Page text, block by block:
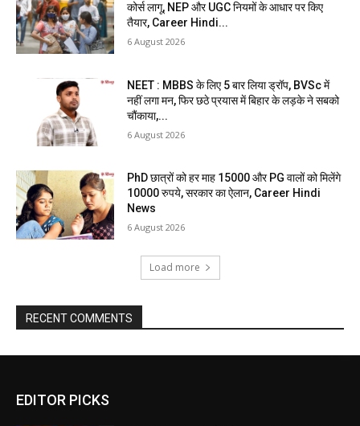
कोर्स लागू, NEP और UGC नियमों के आधार पर किए
तैयार, Career Hindi...
6 August 2026
NEET : MBBS के लिए 5 बार लिया ड्रॉप, BVSc में
नहीं लगा मन, फिर छठे प्रयास में बिहार के लड़के ने सबको
चौंकाया,...
6 August 2026
PhD छात्रों को हर माह 15000 और PG वालों को मिलेंगे
10000 रुपये, सरकार का ऐलान, Career Hindi
News
6 August 2026
Load more
RECENT COMMENTS
EDITOR PICKS